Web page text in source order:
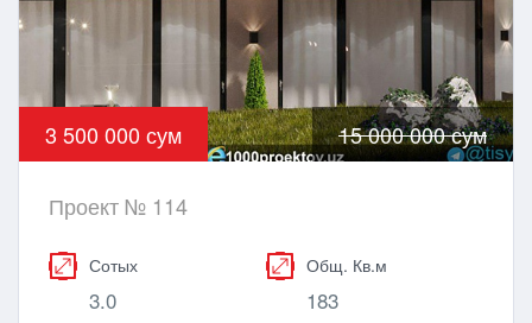
3 500 000 сум 15 000 000 сум
Проект № 114
Сотых
3.0
Общ. Кв.м
183